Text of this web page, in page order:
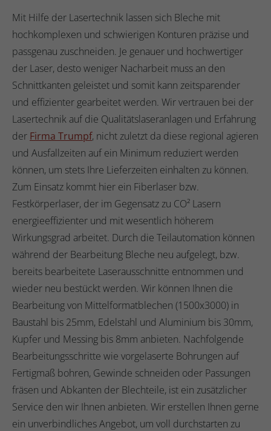
Mit Hilfe der Lasertechnik lassen sich Bleche mit
hochkomplexen und schwierigen Konturen präzise und
passgenau zuschneiden. Je genauer und hochwertiger
der Laser, desto weniger Nacharbeit muss an den
Schnittkanten geleistet und somit kann zeitsparender
und effizienter gearbeitet werden. Wir vertrauen bei der
Lasertechnik auf die Qualitätslaseranlagen und Erfahrung
der Firma Trumpf, nicht zuletzt da diese regional agieren
und Ausfallzeiten auf ein Minimum reduziert werden
können, um stets Ihre Lieferzeiten einhalten zu können.
Zum Einsatz kommt hier ein Fiberlaser bzw.
Festkörperlaser, der im Gegensatz zu CO² Lasern
energieeffizienter und mit wesentlich höherem
Wirkungsgrad arbeitet. Durch die Teilautomation können
während der Bearbeitung Bleche neu aufgelegt, bzw.
bereits bearbeitete Laserausschnitte entnommen und
wieder neu bestückt werden. Wir können Ihnen die
Bearbeitung von Mittelformatblechen (1500x3000) in
Baustahl bis 25mm, Edelstahl und Aluminium bis 30mm,
Kupfer und Messing bis 8mm anbieten. Nachfolgende
Bearbeitungsschritte wie vorgelaserte Bohrungen auf
Fertigmaß bohren, Gewinde schneiden oder Passungen
fräsen und Abkanten der Blechteile, ist ein zusätzlicher
Service den wir Ihnen anbieten. Wir erstellen Ihnen gerne
ein unverbindliches Angebot, um voll durchstarten zu